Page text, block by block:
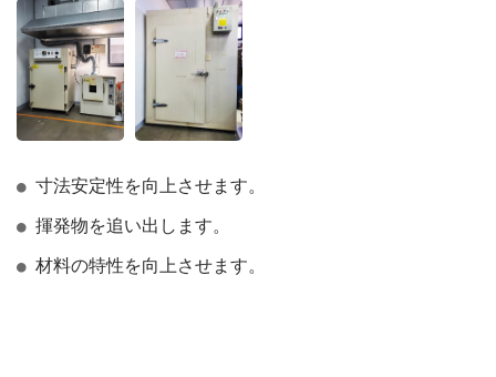
寸法安定性を向上させます。
揮発物を追い出します。
材料の特性を向上させます。